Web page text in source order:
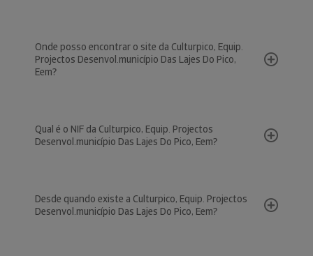
Onde posso encontrar o site da Culturpico, Equip.
Projectos Desenvol.município Das Lajes Do Pico,
Eem?
Qual é o NIF da Culturpico, Equip. Projectos
Desenvol.município Das Lajes Do Pico, Eem?
Desde quando existe a Culturpico, Equip. Projectos
Desenvol.município Das Lajes Do Pico, Eem?